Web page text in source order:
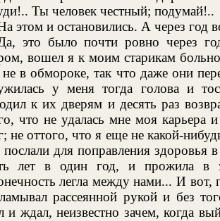
Ты человек честный; подумай!..
этом и остановились. А через год
это было почти ровно через
вошел я к моим старикам
не в обмороке, так что даже они
у меня тогда голова и
к их дверям и десять раз
что не удалась мне моя
не оттого, что я еще не какой-
послали для поправления
лет в один год, и прожила в
легла между нами... И
рассеянной рукой и без
и ждал, неизвестно зачем, когда